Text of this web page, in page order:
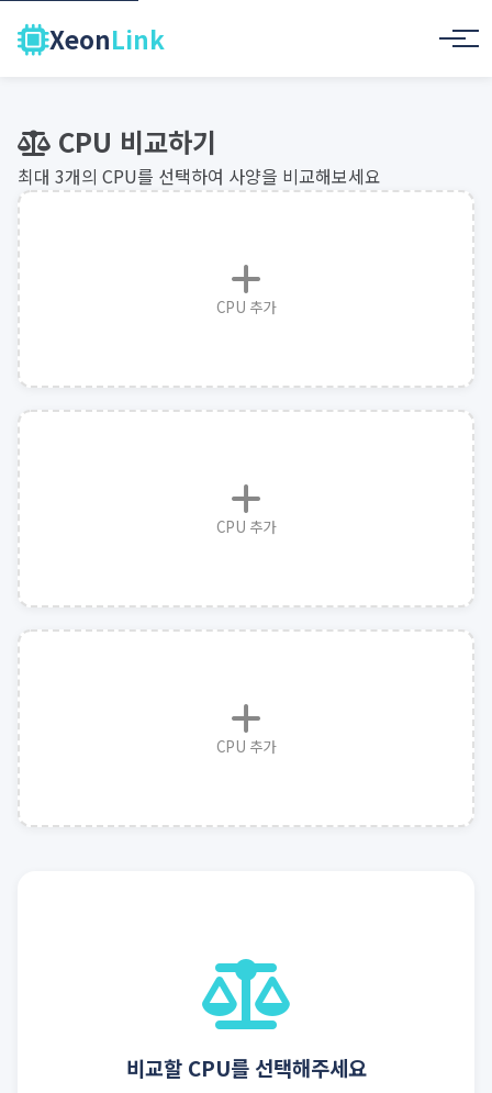
XeonLink
CPU 비교하기
최대 3개의 CPU를 선택하여 사양을 비교해보세요
CPU 추가
CPU 추가
CPU 추가
비교할 CPU를 선택해주세요